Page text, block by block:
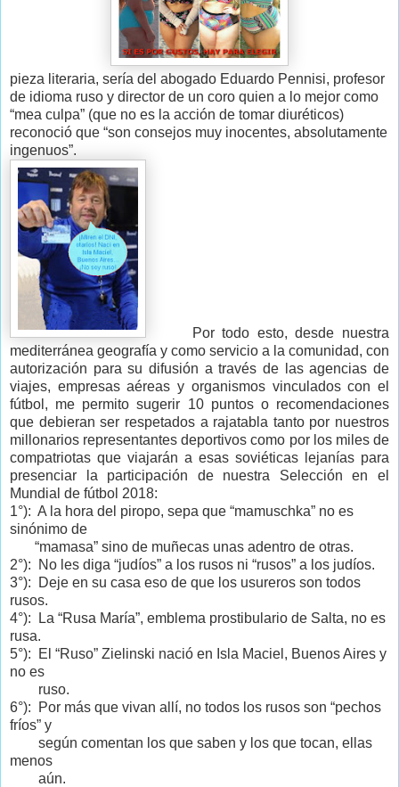
pieza literaria, sería del abogado Eduardo Pennisi, profesor
de idioma ruso y director de un coro quien a lo mejor como
“mea culpa” (que no es la acción de tomar diuréticos)
reconoció que “son consejos muy inocentes, absolutamente
ingenuos”.
Por todo esto, desde nuestra
mediterránea geografía y como servicio a la comunidad, con
autorización para su difusión a través de las agencias de
viajes, empresas aéreas y organismos vinculados con el
fútbol, me permito sugerir 10 puntos o recomendaciones
que debieran ser respetados a rajatabla tanto por nuestros
millonarios representantes deportivos como por los miles de
compatriotas que viajarán a esas soviéticas lejanías para
presenciar la participación de nuestra Selección en el
Mundial de fútbol 2018:
1°): A la hora del piropo, sepa que “mamuschka” no es
sinónimo de
“mamasa” sino de muñecas unas adentro de otras.
2°): No les diga “judíos” a los rusos ni “rusos” a los judíos.
3°): Deje en su casa eso de que los usureros son todos
rusos.
4°): La “Rusa María”, emblema prostibulario de Salta, no es
rusa.
5°): El “Ruso” Zielinski nació en Isla Maciel, Buenos Aires y
no es
ruso.
6°): Por más que vivan allí, no todos los rusos son “pechos
fríos” y
según comentan los que saben y los que tocan, ellas
menos
aún.